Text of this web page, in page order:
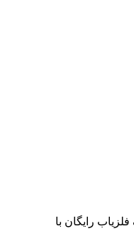
رایگان با